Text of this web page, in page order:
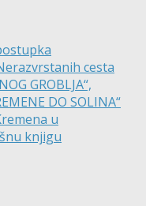
cesta
GROBLJA“,
DO SOLINA“
u
knjigu